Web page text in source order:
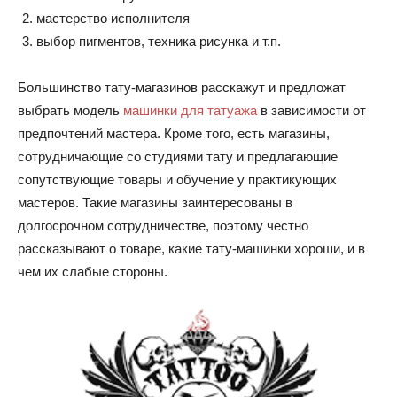
мастерство исполнителя
выбор пигментов, техника рисунка и т.п.
Большинство тату-магазинов расскажут и предложат
выбрать модель машинки для татуажа в зависимости от
предпочтений мастера. Кроме того, есть магазины,
сотрудничающие со студиями тату и предлагающие
сопутствующие товары и обучение у практикующих
мастеров. Такие магазины заинтересованы в
долгосрочном сотрудничестве, поэтому честно
рассказывают о товаре, какие тату-машинки хороши, и в
чем их слабые стороны.